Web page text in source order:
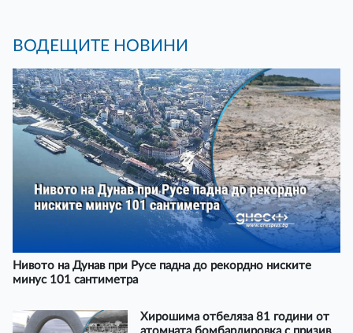
ВОДЕЩИТЕ НОВИНИ
Нивото на Дунав при Русе падна до рекордно ниските
минус 101 сантиметра
Хирошима отбеляза 81 години от